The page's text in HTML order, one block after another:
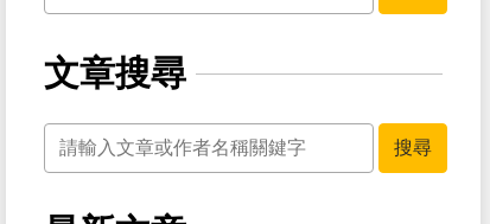
文章搜尋
關鍵字
搜尋